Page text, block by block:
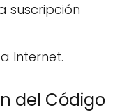
suscripción
Internet.
del Código